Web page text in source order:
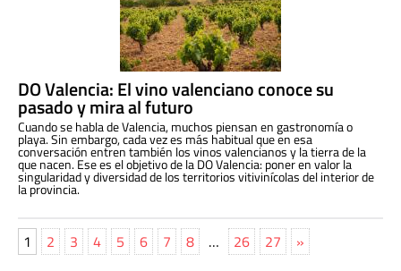
DO Valencia: El vino valenciano conoce su
pasado y mira al futuro
Cuando se habla de Valencia, muchos piensan en gastronomía o
playa. Sin embargo, cada vez es más habitual que en esa
conversación entren también los vinos valencianos y la tierra de la
que nacen. Ese es el objetivo de la DO Valencia: poner en valor la
singularidad y diversidad de los territorios vitivinícolas del interior de
la provincia.
1 2 3 4 5 6 7 8 … 26 27 »